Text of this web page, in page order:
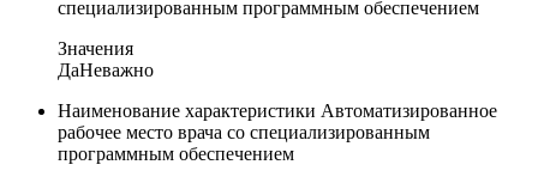
специализированным программным обеспечением
Значения
ДаНеважно
Наименование характеристики Автоматизированное
рабочее место врача со специализированным
программным обеспечением